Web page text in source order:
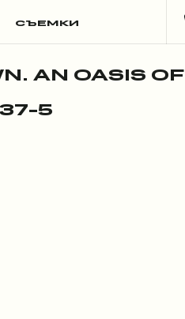
СЪЕМКИ
AN OASIS OF
5